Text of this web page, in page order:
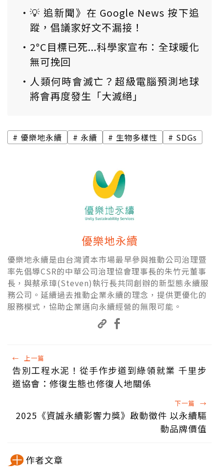
💡 追新聞》在 Google News 按下追
蹤，倡議家好文不漏接！
2°C目標已死...科學家宣布：全球暖化
無可挽回
人類何時會滅亡？超級電腦預測地球
將會再度發生「大滅絕」
優樂地永續 永續 生物多樣性 SDGs
優樂地永續
優樂地永續是由台灣資本市場最早參與推動公司治理暨
率先倡導CSR的中華公司治理協會理事長的朱竹元董事
長，與蔡承璋(Steven)執行長共同創辦的新型態永續服
務公司。延續過去推動企業永續的理念，提供更優化的
服務模式，協助企業邁向永續經營的無限可能。
← 上一篇
告別工程水泥！從手作步道到綠領就業 千里步
道協會：修復生態也修復人地關係
下一篇 →
2025《資誠永續影響力獎》啟動徵件 以永續驅
動品牌價值
作者文章